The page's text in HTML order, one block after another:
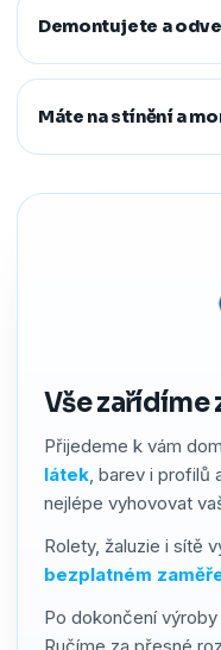
Vše zařídíme
Přijedeme k vám
látek, barev i profilů
nejlépe vyhovovat
Rolety, žaluzie i sítě
bezplatném
Po dokončení
formulář. Po výběru
doplatek hradíte až
hotové a vy
Demontujete a
Ano. Staré žaluzie
předem říct a o
žádné starosti navíc.
Máte na stínění a
podle typu stínění.
zpracování, a pokud
náš servis vyřídíme